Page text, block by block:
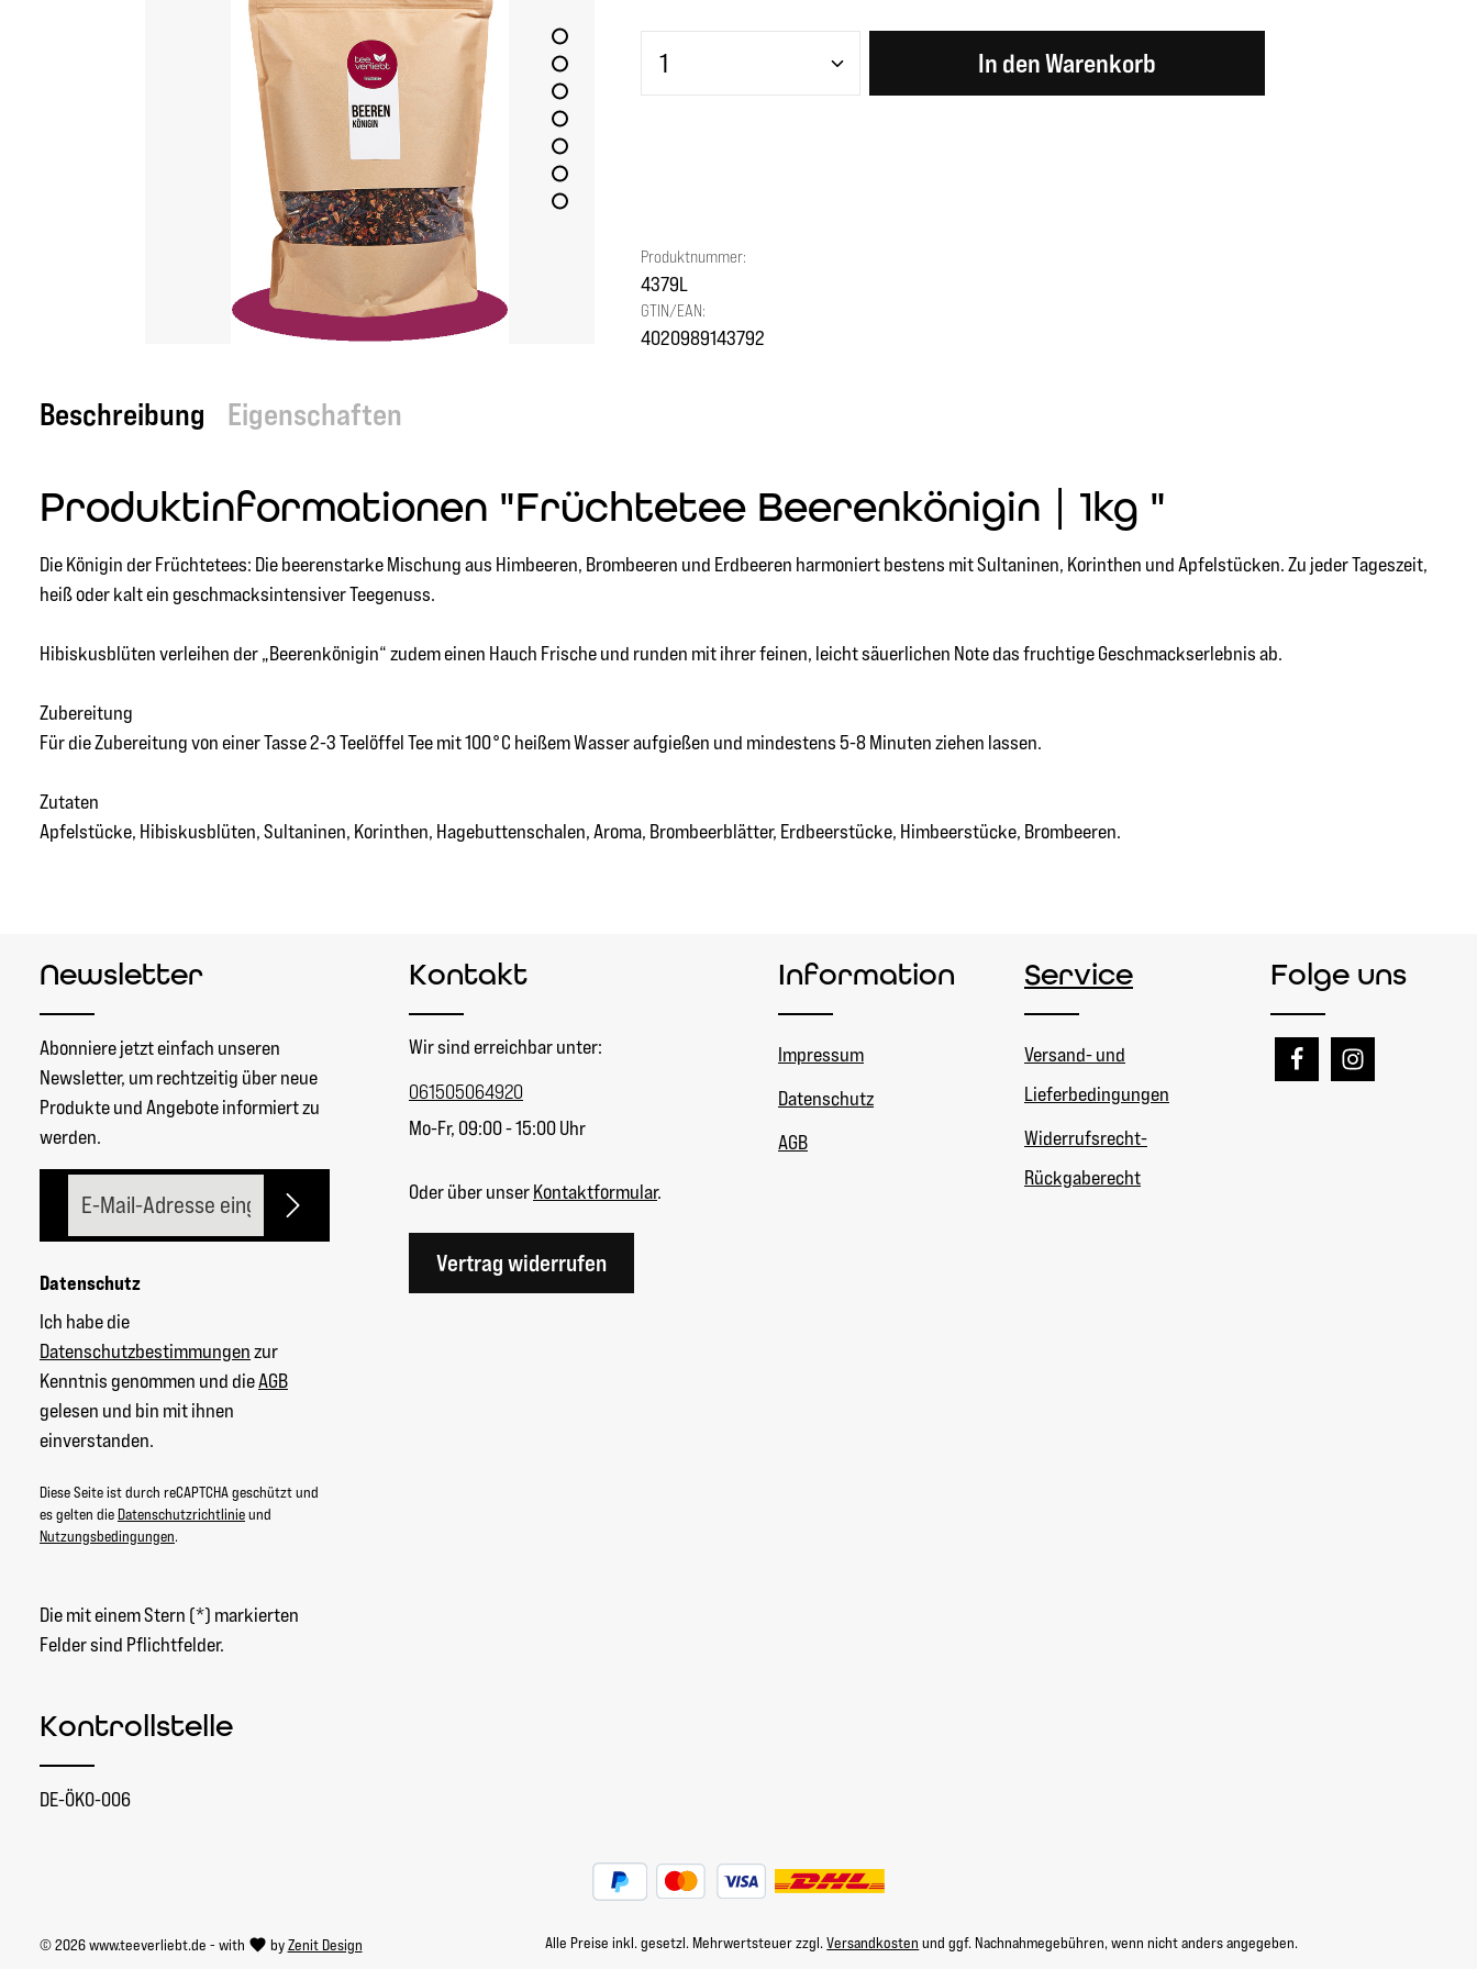
Produkt Anzahl: Gib den gewünschten Wert ein oder benutze die Schaltflächen
In den Warenkorb
Produktnummer:
4379L
GTIN/EAN:
4020989143792
Beschreibung Eigenschaften
Produktinformationen "Früchtetee Beerenkönigin | 1kg "
Die Königin der Früchtetees: Die beerenstarke Mischung aus Himbeeren, Brombeeren und Erdbeeren harmoniert bestens mit Sultaninen, Korinthen und Apfelstücken. Zu jeder Tageszeit,
heiß oder kalt ein geschmacksintensiver Teegenuss.
Hibiskusblüten verleihen der „Beerenkönigin“ zudem einen Hauch Frische und runden mit ihrer feinen, leicht säuerlichen Note das fruchtige Geschmackserlebnis ab.
Zubereitung
Für die Zubereitung von einer Tasse 2-3 Teelöffel Tee mit 100°C heißem Wasser aufgießen und mindestens 5-8 Minuten ziehen lassen.
Zutaten
Apfelstücke, Hibiskusblüten, Sultaninen, Korinthen, Hagebuttenschalen, Aroma, Brombeerblätter, Erdbeerstücke, Himbeerstücke, Brombeeren.
Newsletter
Abonniere jetzt einfach unseren
Newsletter, um rechtzeitig über neue
Produkte und Angebote informiert zu
werden.
Datenschutz
Ich habe die
Datenschutzbestimmungenzur
Kenntnis genommen und dieAGB
gelesen und bin mit ihnen
einverstanden.
Diese Seite ist durch reCAPTCHA geschützt und
es gelten die Datenschutzrichtlinieund
Nutzungsbedingungen.
Die mit einem Stern (*) markierten
Felder sind Pflichtfelder.
Kontakt
Wir sind erreichbar unter:
061505064920
Mo-Fr, 09:00 - 15:00 Uhr
Oder über unserKontaktformular.
Vertrag widerrufen
Information
Impressum
Datenschutz
AGB
Service
Versand- und
Lieferbedingungen
Widerrufsrecht-
Rückgaberecht
Folge uns
Kontrollstelle
DE-ÖKO-006
© 2026 www.teeverliebt.de - with byZenit Design Alle Preise inkl. gesetzl. Mehrwertsteuer zzgl.Versandkosten und ggf. Nachnahmegebühren, wenn nicht anders angegeben.